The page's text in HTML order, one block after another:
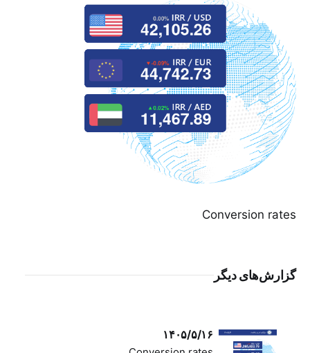
Conversion rates
گزارش‌های دیگر
۱۴۰۵/۵/۱۶